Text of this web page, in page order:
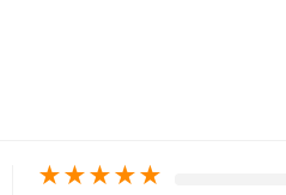
★★★★★